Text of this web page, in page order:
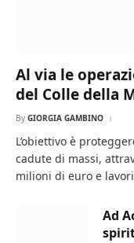
Al via le
del Colle della
By GIORGIA GAMBINO
L’obiettivo è
cadute di massi,
milioni di euro e
Ad